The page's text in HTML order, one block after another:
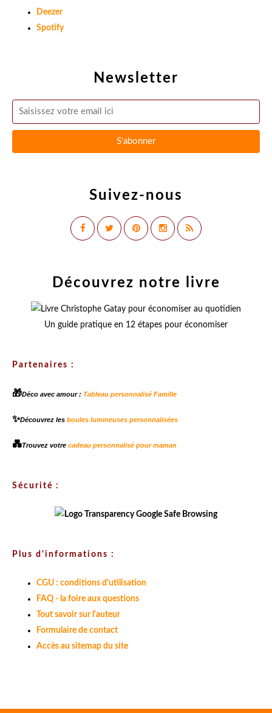
Newsletter
Suivez-nous
Deezer
Spotify
Découvrez notre livre
Un guide pratique en 12 étapes pour économiser
Partenaires :
🎁Déco avec amour : Tableau personnalisé Famille
✨Découvrez les boules lumineuses personnalisées
💑Trouvez votre cadeau personnalisé pour maman
Sécurité :
Plus d'informations :
CGU : conditions d'utilisation
FAQ - la foire aux questions
Tout savoir sur l'auteur
Formulaire de contact
Accès au sitemap du site